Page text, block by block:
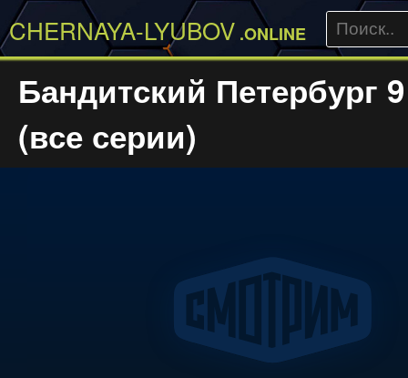
CHERNAYA-LYUBOV .ONLINE
Бандитский Петербург
(все серии)